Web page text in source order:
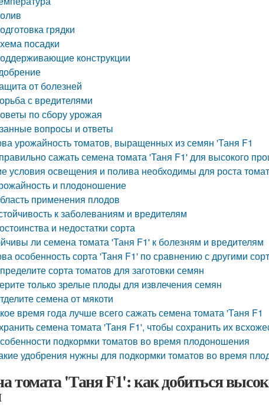
грядки
посадки
конструкции
от болезней
с вредителями
по сбору урожая
вопросы и ответы
урожайность томатов, выращенных из семян 'Таня F1
сажать семена томата 'Таня F1' для высокого
условия освещения и полива необходимы для роста
и плодоношение
применения плодов
к заболеваниям и вредителям
и недостатки сорта
ли семена томата 'Таня F1' к болезням и вредителям
особенность сорта 'Таня F1' по сравнению с другими
сорта томатов для заготовки семян
только зрелые плоды для извлечения семян
семена от мякоти
время года лучше всего сажать семена томата 'Таня F1
семена томата 'Таня F1', чтобы сохранить их
подкормки томатов во время плодоношения
удобрения нужны для подкормки томатов во время
томата 'Таня F1': как добиться